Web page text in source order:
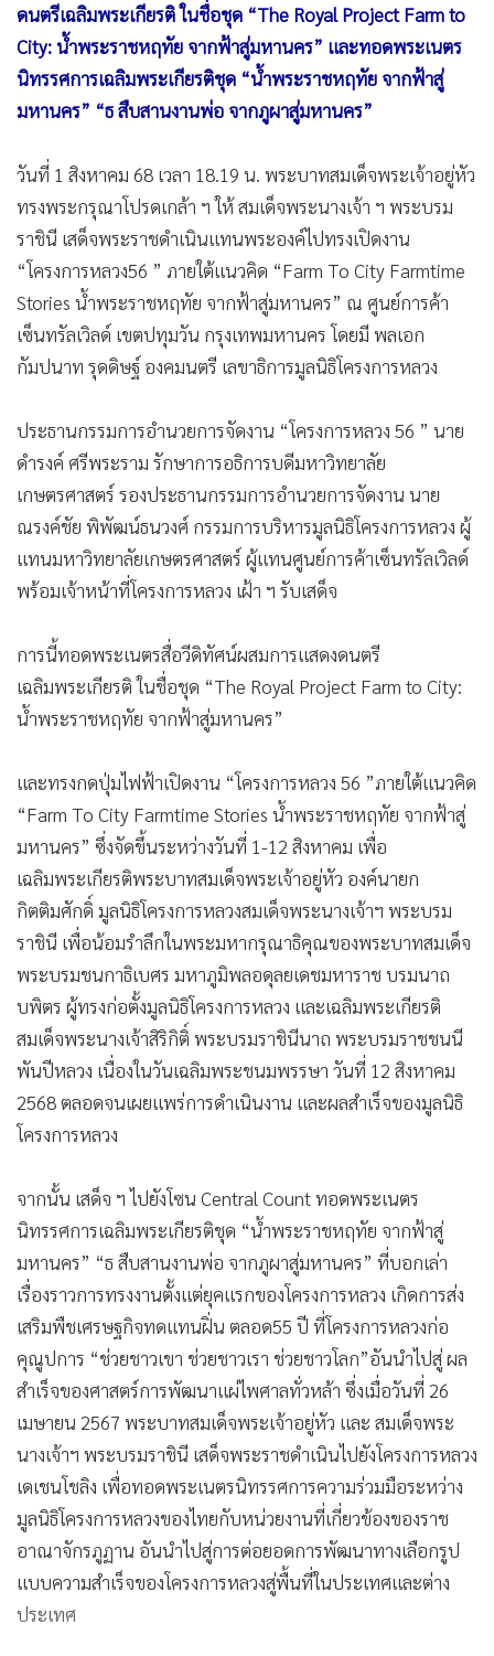
• เศรษฐกิจ-ธุรกิจ
• จีน
• ชุมชน-คุณภาพชีวิต
• อาชญากรรม
Motoring
วิทยาศาสตร์
• SMEs
• หุ้น
• อินโดจีน
• กองทุนรวม
• Factcheck
• ญี่ปุ่น
• News1
• Gotomanager
ดนตรีเฉลิมพระเกียรติ ในชื่อชุด “The Royal Project Farm to
City: น้ำพระราชหฤทัย จากฟ้าสู่มหานคร” และทอดพระเนตร
นิทรรศการเฉลิมพระเกียรติชุด “น้ำพระราชหฤทัย จากฟ้าสู่
มหานคร” “ธ สืบสานงานพ่อ จากภูผาสู่มหานคร”
วันที่ 1 สิงหาคม 68 เวลา 18.19 น. พระบาทสมเด็จพระเจ้าอยู่หัว
ทรงพระกรุณาโปรดเกล้า ฯ ให้ สมเด็จพระนางเจ้า ฯ พระบรม
ราชินี เสด็จพระราชดำเนินแทนพระองค์ไปทรงเปิดงาน
“โครงการหลวง56 ” ภายใต้แนวคิด “Farm To City Farmtime
Stories น้ำพระราชหฤทัย จากฟ้าสู่มหานคร” ณ ศูนย์การค้า
เซ็นทรัลเวิลด์ เขตปทุมวัน กรุงเทพมหานคร โดยมี พลเอก
กัมปนาท รุดดิษฐ์ องคมนตรี เลขาธิการมูลนิธิโครงการหลวง
ประธานกรรมการอำนวยการจัดงาน “โครงการหลวง 56 ” นาย
ดำรงค์ ศรีพระราม รักษาการอธิการบดีมหาวิทยาลัย
เกษตรศาสตร์ รองประธานกรรมการอำนวยการจัดงาน นาย
ณรงค์ชัย พิพัฒน์ธนวงศ์ กรรมการบริหารมูลนิธิโครงการหลวง ผู้
แทนมหาวิทยาลัยเกษตรศาสตร์ ผู้แทนศูนย์การค้าเซ็นทรัลเวิลด์
พร้อมเจ้าหน้าที่โครงการหลวง เฝ้า ฯ รับเสด็จ
การนี้ทอดพระเนตรสื่อวีดิทัศน์ผสมการแสดงดนตรี
เฉลิมพระเกียรติ ในชื่อชุด “The Royal Project Farm to City:
น้ำพระราชหฤทัย จากฟ้าสู่มหานคร”
และทรงกดปุ่มไฟฟ้าเปิดงาน “โครงการหลวง 56 ”ภายใต้แนวคิด
“Farm To City Farmtime Stories น้ำพระราชหฤทัย จากฟ้าสู่
มหานคร” ซึ่งจัดขึ้นระหว่างวันที่ 1-12 สิงหาคม เพื่อ
เฉลิมพระเกียรติพระบาทสมเด็จพระเจ้าอยู่หัว องค์นายก
กิตติมศักดิ์ มูลนิธิโครงการหลวงสมเด็จพระนางเจ้าฯ พระบรม
ราชินี เพื่อน้อมรำลึกในพระมหากรุณาธิคุณของพระบาทสมเด็จ
พระบรมชนกาธิเบศร มหาภูมิพลอดุลยเดชมหาราช บรมนาถ
บพิตร ผู้ทรงก่อตั้งมูลนิธิโครงการหลวง และเฉลิมพระเกียรติ
สมเด็จพระนางเจ้าสิริกิติ์ พระบรมราชินีนาถ พระบรมราชชนนี
พันปีหลวง เนื่องในวันเฉลิมพระชนมพรรษา วันที่ 12 สิงหาคม
2568 ตลอดจนเผยแพร่การดำเนินงาน และผลสำเร็จของมูลนิธิ
โครงการหลวง
จากนั้น เสด็จ ฯ ไปยังโซน Central Count ทอดพระเนตร
นิทรรศการเฉลิมพระเกียรติชุด “น้ำพระราชหฤทัย จากฟ้าสู่
มหานคร” “ธ สืบสานงานพ่อ จากภูผาสู่มหานคร” ที่บอกเล่า
เรื่องราวการทรงงานตั้งแต่ยุคแรกของโครงการหลวง เกิดการส่ง
เสริมพืชเศรษฐกิจทดแทนฝิ่น ตลอด55 ปี ที่โครงการหลวงก่อ
คุณูปการ “ช่วยชาวเขา ช่วยชาวเรา ช่วยชาวโลก”อันนำไปสู่ ผล
สำเร็จของศาสตร์การพัฒนาแผ่ไพศาลทั่วหล้า ซึ่งเมื่อวันที่ 26
เมษายน 2567 พระบาทสมเด็จพระเจ้าอยู่หัว และ สมเด็จพระ
นางเจ้าฯ พระบรมราชินี เสด็จพระราชดำเนินไปยังโครงการหลวง
เดเชนโชลิง เพื่อทอดพระเนตรนิทรรศการความร่วมมือระหว่าง
มูลนิธิโครงการหลวงของไทยกับหน่วยงานที่เกี่ยวข้องของราช
อาณาจักรภูฏาน อันนำไปสู่การต่อยอดการพัฒนาทางเลือกรูป
แบบความสำเร็จของโครงการหลวงสู่พื้นที่ในประเทศและต่าง
ประเทศ